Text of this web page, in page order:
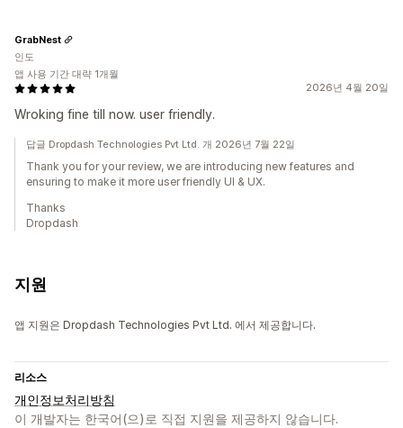
2026년 4월 20일
Wroking fine till now. user friendly.
GrabNest
인도
앱 사용 기간 대략 1개월
답글 Dropdash Technologies Pvt Ltd. 개 2026년 7월 22일
Thank you for your review, we are introducing new features and
ensuring to make it more user friendly UI & UX.
Thanks
Dropdash
지원
앱 지원은 Dropdash Technologies Pvt Ltd. 에서 제공합니다.
리소스
개인정보처리방침
이 개발자는 한국어(으)로 직접 지원을 제공하지 않습니다.